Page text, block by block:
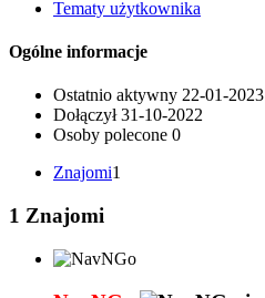
Tematy użytkownika
Ogólne informacje
Ostatnio aktywny 22-01-2023
Dołączył 31-10-2022
Osoby polecone 0
Znajomi1
1 Znajomi